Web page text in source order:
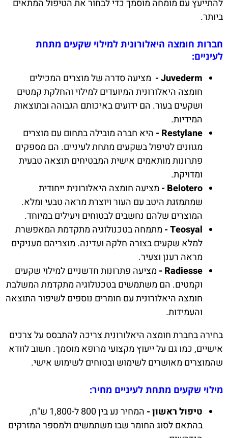
להתייעץ עם מומחה מוסמך כדי לבחור את הטיפול המתאים
ביותר.
חברות חומצה היאלורונית למילוי שקעים מתחת
לעיניים:
Juvederm -
מציעה סדרה של מוצרים המכילים
חומצה היאלורונית המיועדים למילוי והחלקת קמטים
ושקעים בעור. הם ידועים באיכותם הגבוהה ובתוצאות
המידיות.
Restylane -
היא חברה מובילה בתחום עם מוצרים
מגוונים לטיפול בשקעים מתחת לעיניים. הם מספקים
פתרונות מותאמים אישית המבטיחים תוצאה טבעית
ומדויקת.
Belotero -
מציעה חומצה היאלורונית ייחודית
שמתמזגת היטב עם העור ויוצרת מראה טבעי ומלא.
המוצרים שלהם נחשבים לבטוחים ויעילים במיוחד.
Teosyal - מתמחה בטכנולוגיה מתקדמת המאפשרת
למלא שקעים בצורה חלקה ועדינה. מוצריהם מעניקים
מראה רענן וצעיר.
Radiesse -
מציעה פתרונות חדשניים למילוי שקעים
וקמטים. הם משתמשים בטכנולוגיה מתקדמת המשלבת
חומצה היאלורונית עם חומרים נוספים לשיפור התוצאה
והעמידות.
בחירה בחברת חומצה היאלורונית צריכה להתבסס על צרכים
אישיים, כמו גם על ייעוץ מקצועי מרופא מוסמך. חשוב לוודא
שהמוצרים מאושרים לשימוש ובטוחים לשימוש אישי.
מילוי שקעים מתחת לעיניים מחיר:
טיפול ראשון -
המחיר נע בין 800 ל-1,800 ש"ח,
בהתאם לסוג החומר שבו משתמשים ולמספר המזרקים